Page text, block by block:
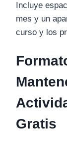
Incluye
mes y un
curso y los
Gratis